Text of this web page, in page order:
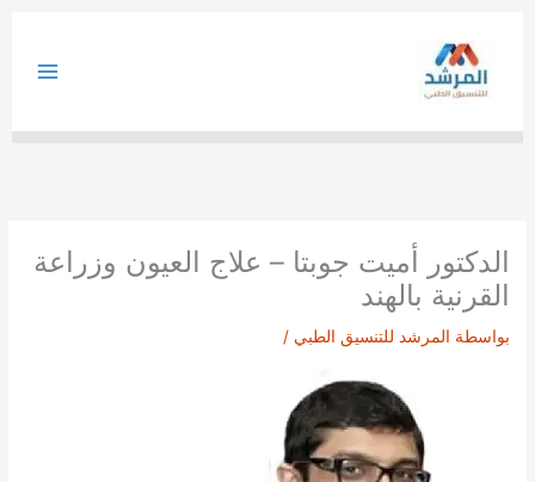
الدكتور أميت جوبتا – علاج العيون وزراعة
القرنية بالهند
بواسطة المرشد للتنسيق الطبي/